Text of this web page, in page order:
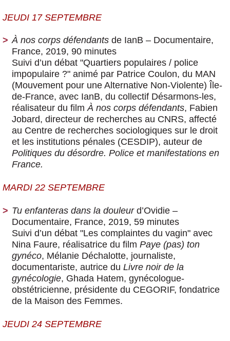
JEUDI 17 SEPTEMBRE
À nos corps défendants de IanB – Documentaire,
France, 2019, 90 minutes
Suivi d’un débat "Quartiers populaires / police
impopulaire ?" animé par Patrice Coulon, du MAN
(Mouvement pour une Alternative Non-Violente) Île-
de-France, avec IanB, du collectif Désarmons-les,
réalisateur du filmÀ nos corps défendants, Fabien
Jobard, directeur de recherches au CNRS, affecté
au Centre de recherches sociologiques sur le droit
et les institutions pénales (CESDIP), auteur de
Politiques du désordre. Police et manifestations en
France.
MARDI 22 SEPTEMBRE
Tu enfanteras dans la douleurd’Ovidie –
Documentaire, France, 2019, 59 minutes
Suivi d’un débat "Les complaintes du vagin" avec
Nina Faure, réalisatrice du film Paye (pas) ton
gynéco, Mélanie Déchalotte, journaliste,
documentariste, autrice du Livre noir de la
gynécologie, Ghada Hatem, gynécologue-
obstétricienne, présidente du CEGORIF, fondatrice
de la Maison des Femmes.
JEUDI 24 SEPTEMBRE